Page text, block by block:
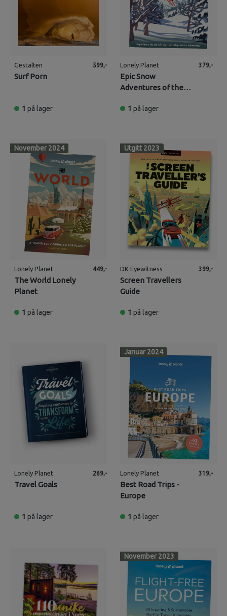
Gestalten
Surf Porn
599,-
1 på lager
Lonely Planet
Epic Snow
Adventures of the
379,-
1 på lager
November 2024
Lonely Planet
The World Lonely
Planet
449,-
1 på lager
Utgitt 2023
DK Eyewitness
Screen Travellers
Guide
399,-
1 på lager
Lonely Planet
Travel Goals
269,-
1 på lager
Januar 2024
Lonely Planet
Best Road Trips -
Europe
319,-
1 på lager
November 2023